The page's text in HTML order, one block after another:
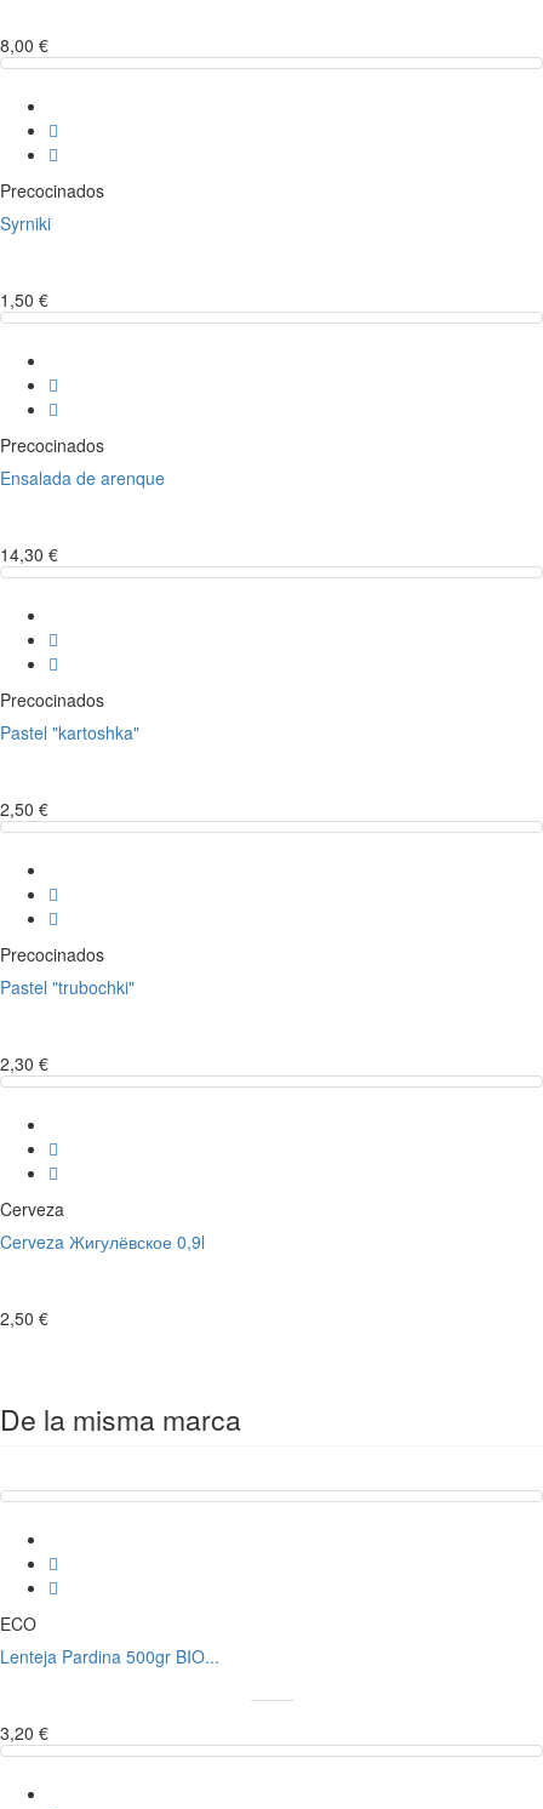
8,00 €
Precocinados
Syrniki
1,50 €
Precocinados
Ensalada de arenque
14,30 €
Precocinados
Pastel "kartoshka"
2,50 €
Precocinados
Pastel "trubochki"
2,30 €
Cerveza
Cerveza Жигулёвское 0,9l
2,50 €
De la misma marca
ECO
Lenteja Pardina 500gr BIO...
3,20 €